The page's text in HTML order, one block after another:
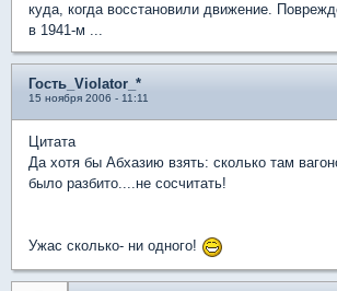
куда, когда восстановили движение.
в 1941-м ...
Гость_Violator_*
15 ноября 2006 - 11:11
Цитата
Да хотя бы Абхазию взять: сколько там
было разбито....не сосчитать!
Ужас сколько- ни одного!